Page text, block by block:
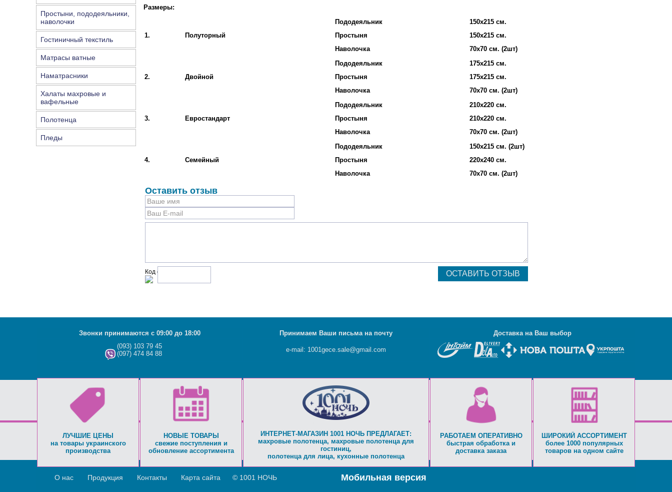
Простыни, пододеяльники,
наволочки
Гостиничный текстиль
Матрасы ватные
Наматрасники
Халаты махровые и
вафельные
Полотенца
Пледы
Размеры:
1. Полуторный
Пододеяльник
Простыня
Наволочка
150х215 см.
150х215 см.
70х70 см. (2шт)
2. Двойной
Пододеяльник
Простыня
Наволочка
175х215 см.
175х215 см.
70х70 см. (2шт)
3. Евростандарт
Пододеяльник
Простыня
Наволочка
210х220 см.
210х220 см.
70х70 см. (2шт)
4. Семейный
Пододеяльник
Простыня
Наволочка
150х215 см. (2шт)
220х240 см.
70х70 см. (2шт)
Оставить отзыв
Код с рисунка:
Мобильная версия
О нас Продукция Контакты Карта сайта © 1001 НОЧЬ
Звонки принимаются с 09:00 до 18:00 Принимаем Ваши письма на почту Доставка на Ваш выбор
(093) 103 79 45
(097) 474 84 88
e-mail: 1001gece.sale@gmail.com
ЛУЧШИЕ ЦЕНЫ
на товары украинского
производства
НОВЫЕ ТОВАРЫ
свежие поступления и
обновление ассортимента
ИНТЕРНЕТ-МАГАЗИН 1001 НОЧЬ ПРЕДЛАГАЕТ:
махровые полотенца, махровые полотенца для
гостиниц,
полотенца для лица, кухонные полотенца
РАБОТАЕМ ОПЕРАТИВНО
быстрая обработка и
доставка заказа
ШИРОКИЙ АССОРТИМЕНТ
более 1000 популярных
товаров на одном сайте